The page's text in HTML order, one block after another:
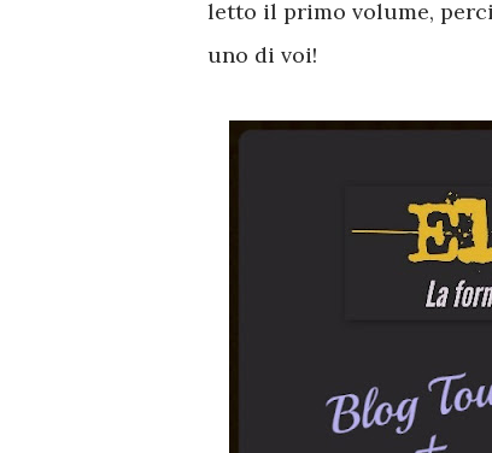
letto il primo volume,
uno di voi!